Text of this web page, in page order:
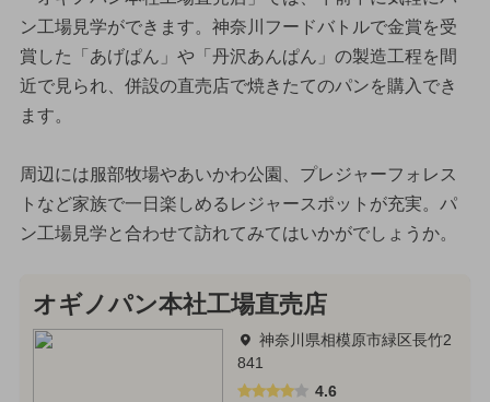
ン工場見学ができます。神奈川フードバトルで金賞を受
賞した「あげぱん」や「丹沢あんぱん」の製造工程を間
近で見られ、併設の直売店で焼きたてのパンを購入でき
ます。
周辺には服部牧場やあいかわ公園、プレジャーフォレス
トなど家族で一日楽しめるレジャースポットが充実。パ
ン工場見学と合わせて訪れてみてはいかがでしょうか。
オギノパン本社工場直売店
神奈川県相模原市緑区長竹2
841
4.6